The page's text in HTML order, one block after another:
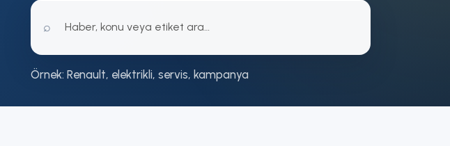
⌕
Örnek: Renault, elektrikli, servis, kampanya